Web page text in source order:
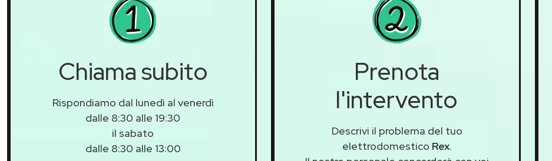
Chiama subito
Rispondiamo dal lunedì al venerdì
dalle 8:30 alle 19:30
il sabato
dalle 8:30 alle 13:00
Prenota
l'intervento
Descrivi il problema del tuo
elettrodomestico Rex.